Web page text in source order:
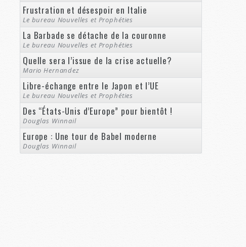
Frustration et désespoir en Italie
Le bureau Nouvelles et Prophéties
La Barbade se détache de la couronne
Le bureau Nouvelles et Prophéties
Quelle sera l’issue de la crise actuelle?
Mario Hernandez
Libre-échange entre le Japon et l’UE
Le bureau Nouvelles et Prophéties
Des “États-Unis d’Europe” pour bientôt !
Douglas Winnail
Europe : Une tour de Babel moderne
Douglas Winnail